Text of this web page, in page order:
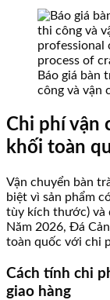
Báo giá bàn
công và vận
Chi phí vận
khối toàn
Vận chuyển bàn
biệt vì sản phẩm
tùy kích thước) và
Năm 2026, Đá
toàn quốc với chi
Cách tính chi
giao hàng